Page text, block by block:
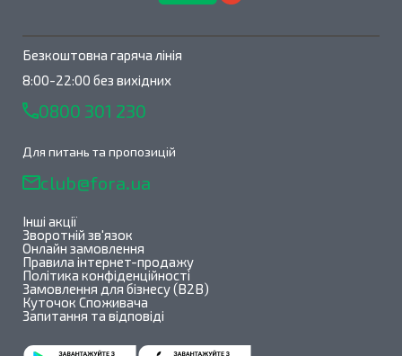
Безкоштовна гаряча лінія
8:00-22:00 без вихідних
0800 301 230
Для питань та пропозицій
club@fora.ua
Інші акції
Зворотній зв'язок
Онлайн замовлення
Правила інтернет-продажу
Політика конфіденційності
Замовлення для бізнесу (B2B)
Куточок Споживача
Запитання та відповіді